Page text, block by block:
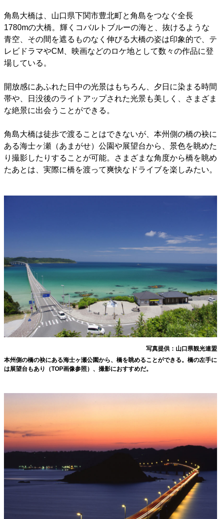
角島大橋は、山口県下関市豊北町と角島をつなぐ全長
1780mの大橋。輝くコバルトブルーの海と、抜けるような
青空、その間を遮るものなく伸びる大橋の姿は印象的で、テ
レビドラマやCM、映画などのロケ地として数々の作品に登
場している。
開放感にあふれた日中の光景はもちろん、夕日に染まる時間
帯や、日没後のライトアップされた光景も美しく、さまざま
な絶景に出会うことができる。
角島大橋は徒歩で渡ることはできないが、本州側の橋の袂に
ある海士ヶ瀬（あまがせ）公園や展望台から、景色を眺めた
り撮影したりすることが可能。さまざまな角度から橋を眺め
たあとは、実際に橋を渡って爽快なドライブを楽しみたい。
写真提供：山口県観光連盟
本州側の橋の袂にある海士ヶ瀬公園から、橋を眺めることができる。橋の左手に
は展望台もあり（TOP画像参照）、撮影におすすめだ。